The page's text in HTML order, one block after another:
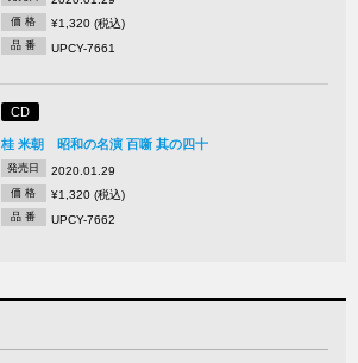
価 格 ¥1,320 (税込)
品 番 UPCY-7661
CD
桂 米朝 昭和の名演 百噺 其の四十
発売日 2020.01.29
価 格 ¥1,320 (税込)
品 番 UPCY-7662